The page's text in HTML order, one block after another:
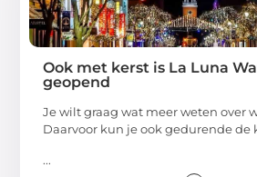
Ook met kerst is La Luna
geopend
Je wilt graag wat meer weten over
Daarvoor kun je ook gedurende de
...